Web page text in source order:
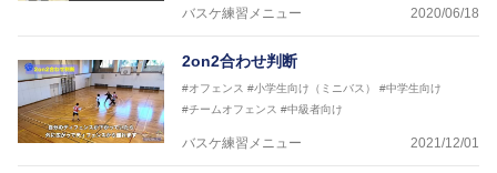
バスケ練習メニュー 2020/06/18
2on2合わせ判断
#オフェンス #小学生向け（ミニバス）
#中学生向け
#チームオフェンス #中級者向け
バスケ練習メニュー 2021/12/01